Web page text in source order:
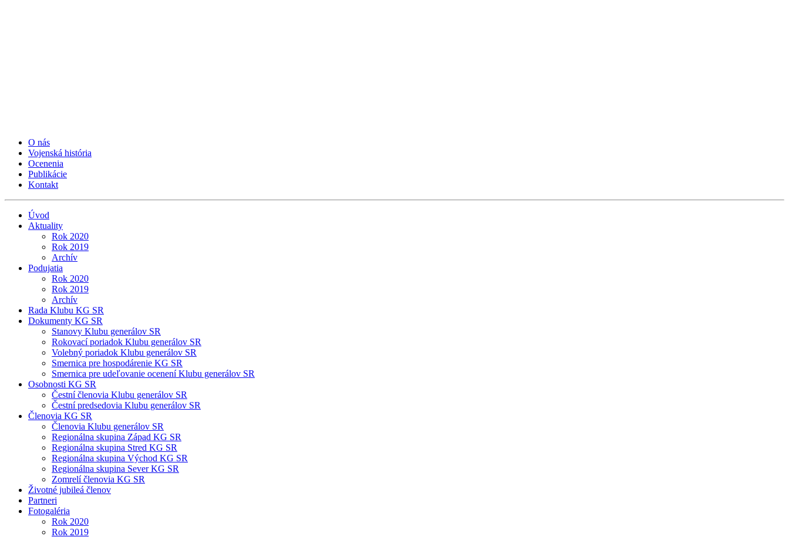
O nás
Vojenská história
Ocenenia
Publikácie
Kontakt
Úvod
Aktuality
Rok 2020
Rok 2019
Archív
Podujatia
Rok 2020
Rok 2019
Archív
Rada Klubu KG SR
Dokumenty KG SR
Stanovy Klubu generálov SR
Rokovací poriadok Klubu generálov SR
Volebný poriadok Klubu generálov SR
Smernica pre hospodárenie KG SR
Smernica pre udeľovanie ocenení Klubu generálov SR
Osobnosti KG SR
Čestní členovia Klubu generálov SR
Čestní predsedovia Klubu generálov SR
Členovia KG SR
Členovia Klubu generálov SR
Regionálna skupina Západ KG SR
Regionálna skupina Stred KG SR
Regionálna skupina Východ KG SR
Regionálna skupina Sever KG SR
Zomrelí členovia KG SR
Životné jubileá členov
Partneri
Fotogaléria
Rok 2020
Rok 2019